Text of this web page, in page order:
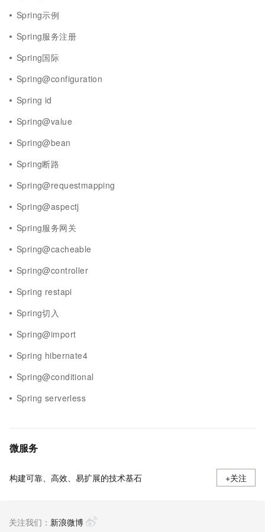
Spring示例
Spring服务注册
Spring国际
Spring@configuration
Spring id
Spring@value
Spring@bean
Spring断路
Spring@requestmapping
Spring@aspectj
Spring服务网关
Spring@cacheable
Spring@controller
Spring restapi
Spring切入
Spring@import
Spring hibernate4
Spring@conditional
Spring serverless
微服务
构建可靠、高效、易扩展的技术基石 +关注
关注我们： 新浪微博